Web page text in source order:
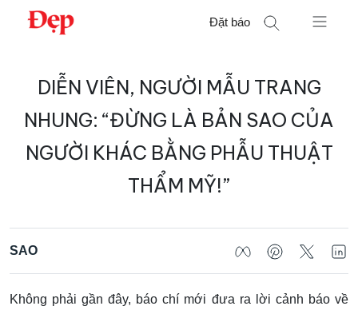
Chuyển
Đặt báo
kiếmDIỄN VIÊN, NGƯỜI MẪU TRANG
NHUNG: “ĐỪNG LÀ BẢN SAO CỦA
NGƯỜI KHÁC BẰNG PHẪU THUẬT
THẨM MỸ!”
SAO
Không phải gần đây, báo chí mới đưa ra lời cảnh báo về